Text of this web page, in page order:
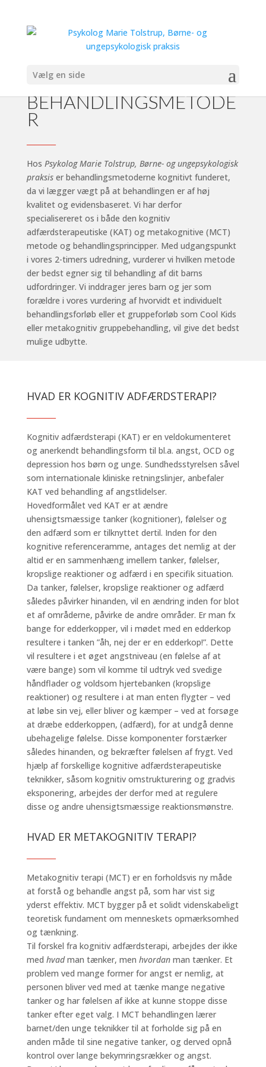
Vælg en side
BEHANDLINGSMETODE
R
Hos Psykolog Marie Tolstrup, Børne- og ungepsykologisk
praksiser behandlingsmetoderne kognitivt funderet,
da vi lægger vægt på at behandlingen er af høj
kvalitet og evidensbaseret. Vi har derfor
specialisereret os i både den kognitiv
adfærdsterapeutiske (KAT) og metakognitive (MCT)
metode og behandlingsprincipper. Med udgangspunkt
i vores 2-timers udredning, vurderer vi hvilken metode
der bedst egner sig til behandling af dit barns
udfordringer. Vi inddrager jeres barn og jer som
forældre i vores vurdering af hvorvidt et individuelt
behandlingsforløb eller et gruppeforløb som Cool Kids
eller metakognitiv gruppebehandling, vil give det bedst
mulige udbytte.
HVAD ER KOGNITIV ADFÆRDSTERAPI?
Kognitiv adfærdsterapi (KAT) er en veldokumenteret
og anerkendt behandlingsform til bl.a. angst, OCD og
depression hos børn og unge. Sundhedsstyrelsen såvel
som internationale kliniske retningslinjer, anbefaler
KAT ved behandling af angstlidelser.
Hovedformålet ved KAT er at ændre
uhensigtsmæssige tanker (kognitioner), følelser og
den adfærd som er tilknyttet dertil. Inden for den
kognitive referenceramme, antages det nemlig at der
altid er en sammenhæng imellem tanker, følelser,
kropslige reaktioner og adfærd i en specifik situation.
Da tanker, følelser, kropslige reaktioner og adfærd
således påvirker hinanden, vil en ændring inden for blot
et af områderne, påvirke de andre områder. Er man fx
bange for edderkopper, vil i mødet med en edderkop
resultere i tanken ”åh, nej der er en edderkop!”. Dette
vil resultere i et øget angstniveau (en følelse af at
være bange) som vil komme til udtryk ved svedige
håndflader og voldsom hjertebanken (kropslige
reaktioner) og resultere i at man enten flygter – ved
at løbe sin vej, eller bliver og kæmper – ved at forsøge
at dræbe edderkoppen, (adfærd), for at undgå denne
ubehagelige følelse. Disse komponenter forstærker
således hinanden, og bekræfter følelsen af frygt. Ved
hjælp af forskellige kognitive adfærdsterapeutiske
teknikker, såsom kognitiv omstrukturering og gradvis
eksponering, arbejdes der derfor med at regulere
disse og andre uhensigtsmæssige reaktionsmønstre.
HVAD ER METAKOGNITIV TERAPI?
Metakognitiv terapi (MCT) er en forholdsvis ny måde
at forstå og behandle angst på, som har vist sig
yderst effektiv. MCT bygger på et solidt videnskabeligt
teoretisk fundament om menneskets opmærksomhed
og tænkning.
Til forskel fra kognitiv adfærdsterapi, arbejdes der ikke
med hvadman tænker, men hvordanman tænker. Et
problem ved mange former for angst er nemlig, at
personen bliver ved med at tænke mange negative
tanker og har følelsen af ikke at kunne stoppe disse
tanker efter eget valg. I MCT behandlingen lærer
barnet/den unge teknikker til at forholde sig på en
anden måde til sine negative tanker, og derved opnå
kontrol over lange bekymringsrækker og angst.